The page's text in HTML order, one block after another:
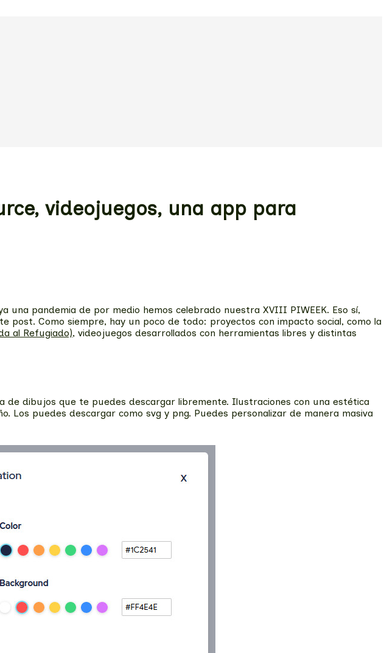
videojuegos, una app para
una pandemia de por medio hemos celebrado nuestra XVIII PIWEEK. Eso sí,
post. Como siempre, hay un poco de todo: proyectos con impacto social, como la
al Refugiado), videojuegos desarrollados con herramientas libres y distintas
de dibujos que te puedes descargar libremente. Ilustraciones con una estética
Los puedes descargar como svg y png. Puedes personalizar de manera masiva